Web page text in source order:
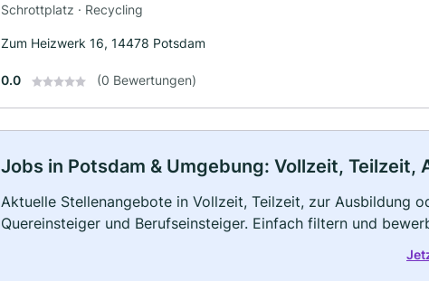
Schrottplatz · Recycling
Zum Heizwerk 16, 14478 Potsdam
0.0 (0 Bewertungen)
Jobs in Potsdam & Umgebung: Vollzeit, Teilzeit,
Aktuelle Stellenangebote in Vollzeit, Teilzeit, zur Ausbildung
Quereinsteiger und Berufseinsteiger. Einfach filtern und